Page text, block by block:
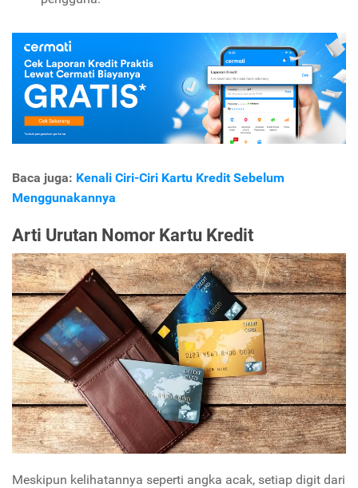
Baca juga: Kenali Ciri-Ciri Kartu Kredit Sebelum
Menggunakannya
Arti Urutan Nomor Kartu Kredit
Meskipun kelihatannya seperti angka acak, setiap digit dari